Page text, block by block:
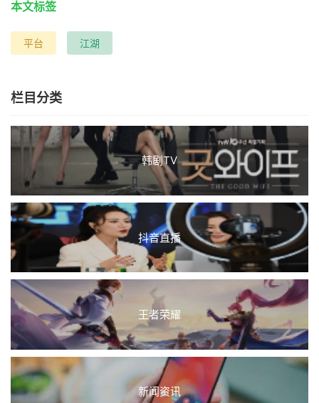
本文标签
平台 江湖
栏目分类
韩剧TV
抖音直播
王者荣耀
新闻资讯